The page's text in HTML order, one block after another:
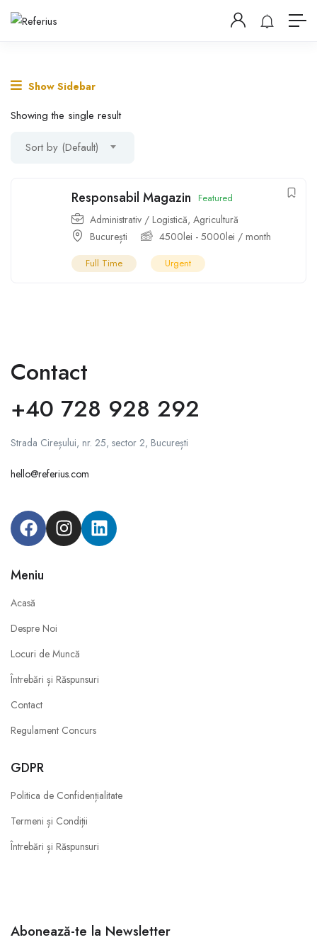
Show Sidebar
Showing the single result
Sort by (Default)
Responsabil Magazin Featured
Administrativ / Logistică, Agricultură
București
4500lei - 5000lei / month
Full Time Urgent
Contact
+40 728 928 292
Strada Cireșului, nr. 25, sector 2, București
hello@referius.com
Meniu
Acasă
Despre Noi
Locuri de Muncă
Întrebări și Răspunsuri
Contact
Regulament Concurs
GDPR
Politica de Confidențialitate
Termeni și Condiții
Întrebări și Răspunsuri
Abonează-te la Newsletter